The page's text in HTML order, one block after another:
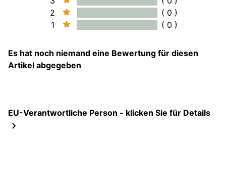
2
( 0 )
1
( 0 )
Es hat noch niemand eine Bewertung für diesen
Artikel abgegeben
EU-Verantwortliche Person - klicken Sie für Details